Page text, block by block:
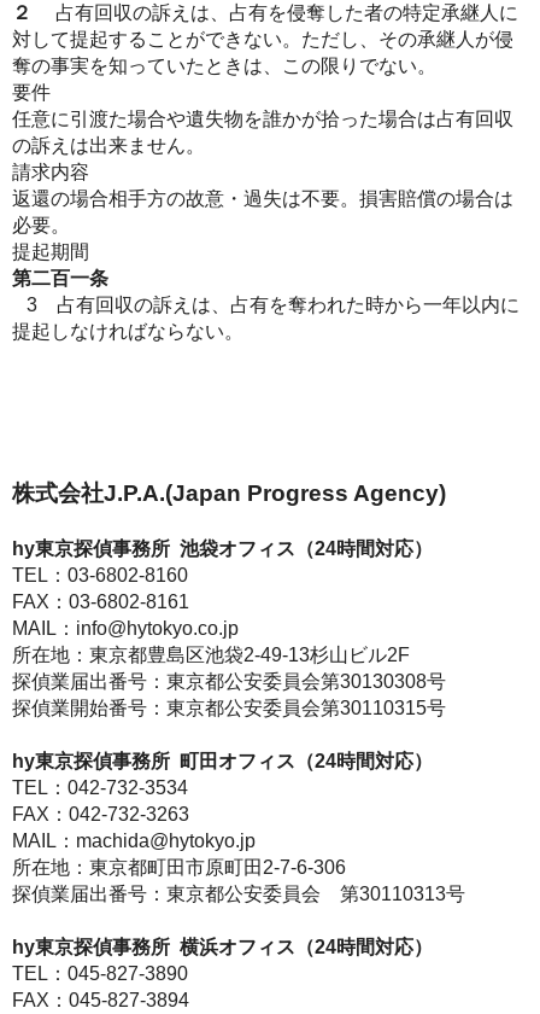
２
占有回収の訴えは、占有を侵奪した者の特定承継人に
対して提起することができない。ただし、その承継人が侵
奪の事実を知っていたときは、この限りでない。
要件
任意に引渡た場合や遺失物を誰かが拾った場合は占有回収
の訴えは出来ません。
請求内容
返還の場合相手方の故意・過失は不要。損害賠償の場合は
必要。
提起期間
第二百一条
3 占有回収の訴えは、占有を奪われた時から一年以内に
提起しなければならない。
株式会社J.P.A.(Japan Progress Agency)
hy東京探偵事務所 池袋オフィス（24時間対応）
TEL：03-6802-8160
FAX：03-6802-8161
MAIL：info@hytokyo.co.jp
所在地：東京都豊島区池袋2-49-13杉山ビル2F
探偵業届出番号：東京都公安委員会第30130308号
探偵業開始番号：東京都公安委員会第30110315号
hy東京探偵事務所 町田オフィス（24時間対応）
TEL：042-732-3534
FAX：042-732-3263
MAIL：machida@hytokyo.jp
所在地：東京都町田市原町田2-7-6-306
探偵業届出番号：東京都公安委員会 第30110313号
hy東京探偵事務所 横浜オフィス（24時間対応）
TEL：045-827-3890
FAX：045-827-3894